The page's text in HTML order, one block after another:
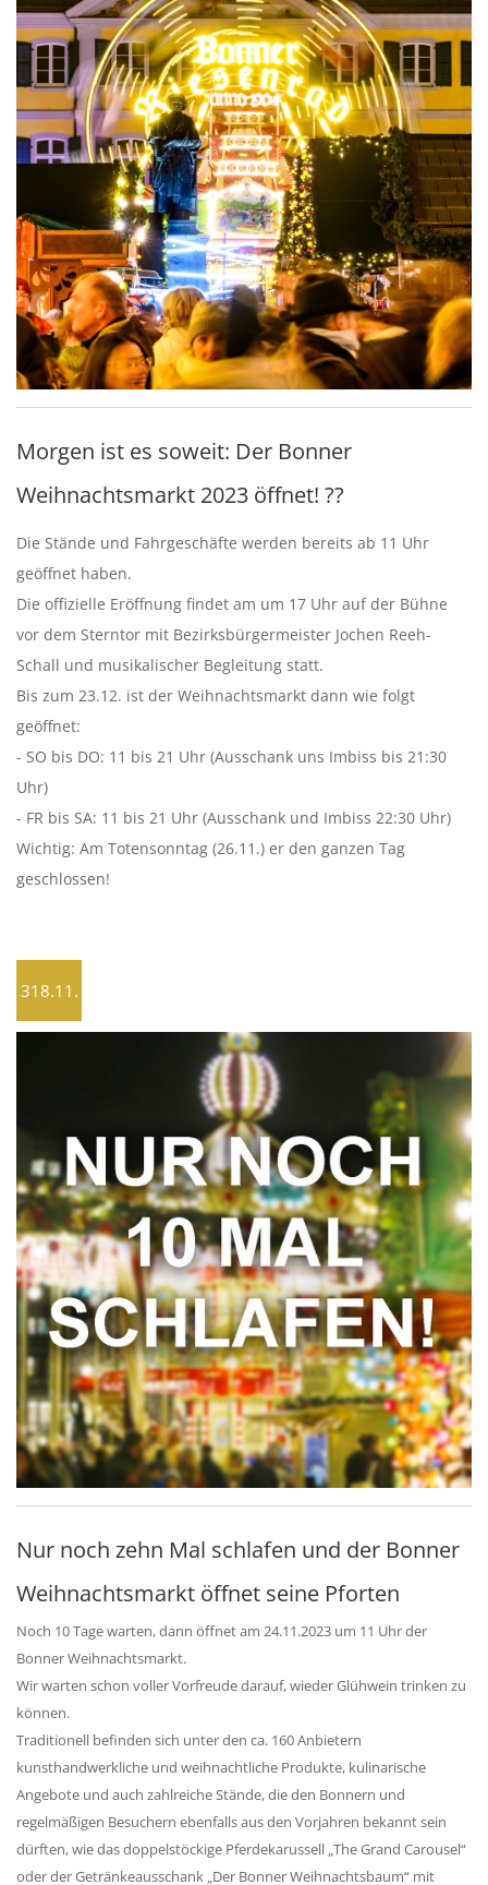
Morgen ist es soweit: Der Bonner
Weihnachtsmarkt 2023 öffnet! ??
Die Stände und Fahrgeschäfte werden bereits ab 11 Uhr
geöffnet haben.
Die offizielle Eröffnung findet am um 17 Uhr auf der Bühne
vor dem Sterntor mit Bezirksbürgermeister Jochen Reeh-
Schall und musikalischer Begleitung statt.
Bis zum 23.12. ist der Weihnachtsmarkt dann wie folgt
geöffnet:
- SO bis DO: 11 bis 21 Uhr (Ausschank uns Imbiss bis 21:30
Uhr)
- FR bis SA: 11 bis 21 Uhr (Ausschank und Imbiss 22:30 Uhr)
Wichtig: Am Totensonntag (26.11.) er den ganzen Tag
geschlossen!
318.11.
Nur noch zehn Mal schlafen und der Bonner
Weihnachtsmarkt öffnet seine Pforten
Noch 10 Tage warten, dann öffnet am 24.11.2023 um 11 Uhr der
Bonner Weihnachtsmarkt.
Wir warten schon voller Vorfreude darauf, wieder Glühwein trinken zu
können.
Traditionell befinden sich unter den ca. 160 Anbietern
kunsthandwerkliche und weihnachtliche Produkte, kulinarische
Angebote und auch zahlreiche Stände, die den Bonnern und
regelmäßigen Besuchern ebenfalls aus den Vorjahren bekannt sein
dürften, wie das doppelstöckige Pferdekarussell „The Grand Carousel“
oder der Getränkeausschank „Der Bonner Weihnachtsbaum“ mit